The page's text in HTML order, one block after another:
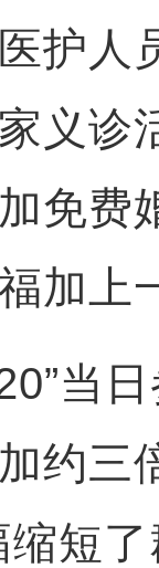
人
义诊
免费
加上
当日
约三
缩短